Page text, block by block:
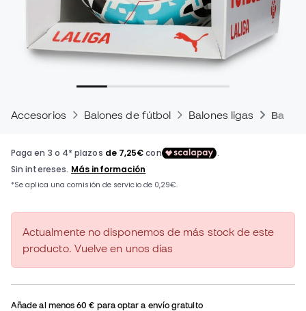
Accesorios Balones de fútbol Balones ligas Balón
Actualmente no disponemos de más stock de este
producto. Vuelve en unos días
Añade al menos60 € para optar a envío gratuito